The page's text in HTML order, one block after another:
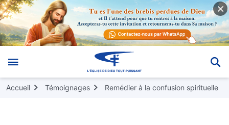
Accueil Témoignages Remédier à la confusion spirituelle